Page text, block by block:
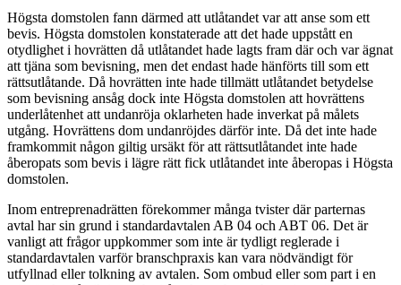
Högsta domstolen fann därmed att utlåtandet var att anse som ett
bevis. Högsta domstolen konstaterade att det hade uppstått en
otydlighet i hovrätten då utlåtandet hade lagts fram där och var ägnat
att tjäna som bevisning, men det endast hade hänförts till som ett
rättsutlåtande. Då hovrätten inte hade tillmätt utlåtandet betydelse
som bevisning ansåg dock inte Högsta domstolen att hovrättens
underlåtenhet att undanröja oklarheten hade inverkat på målets
utgång. Hovrättens dom undanröjdes därför inte. Då det inte hade
framkommit någon giltig ursäkt för att rättsutlåtandet inte hade
åberopats som bevis i lägre rätt fick utlåtandet inte åberopas i Högsta
domstolen.
Inom entreprenadrätten förekommer många tvister där parternas
avtal har sin grund i standardavtalen AB 04 och ABT 06. Det är
vanligt att frågor uppkommer som inte är tydligt reglerade i
standardavtalen varför branschpraxis kan vara nödvändigt för
utfyllnad eller tolkning av avtalen. Som ombud eller som part i en